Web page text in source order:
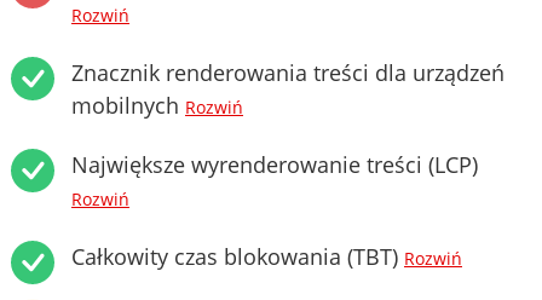
Rozwiń
Znacznik renderowania treści dla urządzeń
mobilnych Rozwiń
Największe wyrenderowanie treści (LCP)
Rozwiń
Całkowity czas blokowania (TBT) Rozwiń